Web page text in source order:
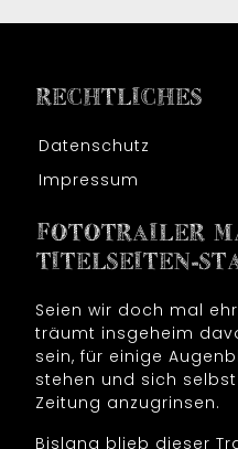
RECHTLICHES
Datenschutz
Impressum
FOTOTRAILER
TITELSEITEN-
Seien wir doch mal
träumt insgeheim
sein, für einige
stehen und sich
Zeitung anzugrinsen.
Bislang blieb dieser